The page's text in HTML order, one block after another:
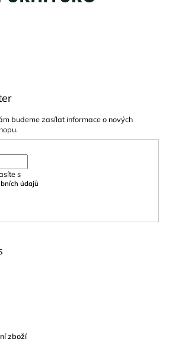
budeme zasílat informace o nových
s
údajů
zboží